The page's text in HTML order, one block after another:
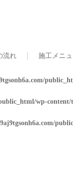
流れ 施工メニ
wp-content/
wp-content/
wp-content/